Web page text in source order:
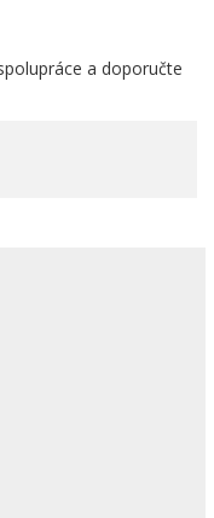
a doporučte